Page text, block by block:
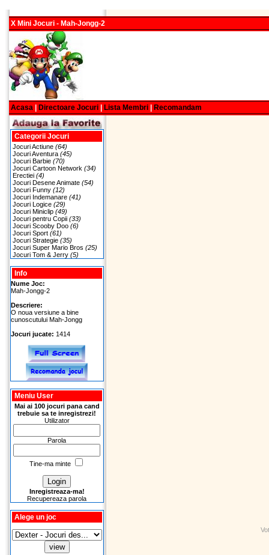
X Mini Jocuri - Mah-Jongg-2
Acasa Directoare Jocuri Lista Membri Recomandam
Categorii Jocuri
Jocuri Actiune (64)
Jocuri Aventura (45)
Jocuri Barbie (70)
Jocuri Cartoon Network (34)
Erectiei (4)
Jocuri Desene Animate (54)
Jocuri Funny (12)
Jocuri Indemanare (41)
Jocuri Logice (29)
Jocuri Miniclip (49)
Jocuri pentru Copii (33)
Jocuri Scooby Doo (6)
Jocuri Sport (61)
Jocuri Strategie (35)
Jocuri Super Mario Bros (25)
Jocuri Tom & Jerry (5)
Info
Nume Joc:
Mah-Jongg-2
Descriere:
O noua versiune a bine
cunoscutului Mah-Jongg
Jocuri jucate: 1414
Meniu User
Mai ai 100 jocuri pana cand
trebuie sa te inregistrezi!
Utilizator
Parola
Tine-ma minte
Inregistreaza-ma!
Recupereaza parola
Alege un joc